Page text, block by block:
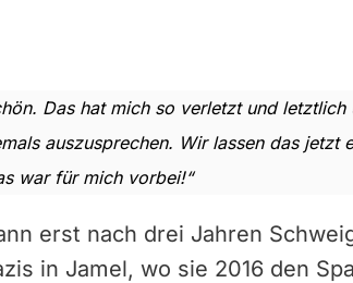
Das hat mich so verletzt und letztlich
auszusprechen. Wir lassen das jetzt
war für mich vorbei!“
erst nach drei Jahren
in Jamel, wo sie 2016 den